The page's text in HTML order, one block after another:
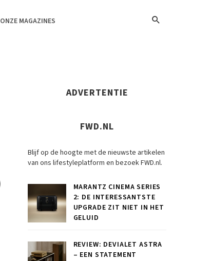
ONZE MAGAZINES
ADVERTENTIE
FWD.NL
Blijf op de hoogte met de nieuwste artikelen
van ons lifestyleplatform en bezoek FWD.nl.
MARANTZ CINEMA SERIES
2: DE INTERESSANTSTE
UPGRADE ZIT NIET IN HET
GELUID
REVIEW: DEVIALET ASTRA
– EEN STATEMENT